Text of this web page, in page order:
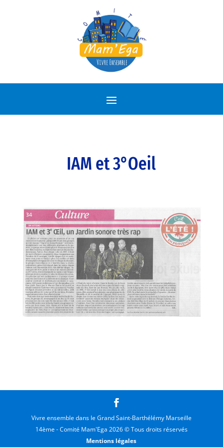
IAM et 3°Oeil
Vivre ensemble dans le Grand Saint-Barthélémy Marseille
14ème - Comité Mam'Ega 2026 © Tous droits réservés
Mentions légales